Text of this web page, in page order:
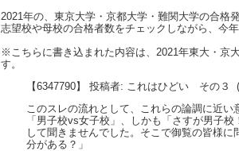
2021年の、東京大学・京都大学・難関大学の合格
志望校や母校の合格者数をチェックしながら、今
※こちらに書き込まれた内容は、2021年東大・京
す。
【6347790】 投稿者: これはひどい その３
このスレの流れとして、これらの論調に近
「男子校vs女子校」、しかも「さすが男子
して聞きませんでした。そこで御覧の皆様
分がある？」